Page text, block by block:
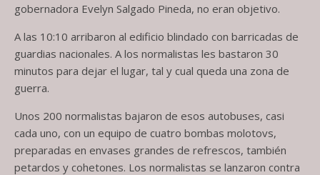
gobernadora Evelyn Salgado Pineda, no eran objetivo.
A las 10:10 arribaron al edificio blindado con barricadas de
guardias nacionales. A los normalistas les bastaron 30
minutos para dejar el lugar, tal y cual queda una zona de
guerra.
Unos 200 normalistas bajaron de esos autobuses, casi
cada uno, con un equipo de cuatro bombas molotovs,
preparadas en envases grandes de refrescos, también
petardos y cohetones. Los normalistas se lanzaron contra